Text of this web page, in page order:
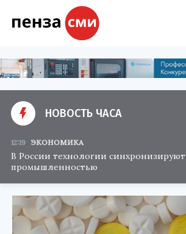
НОВОСТЬ ЧАСА
12:19 ЭКОНОМИКА
В России технологии синхронизируют
промышленностью